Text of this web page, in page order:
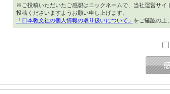
※ご投稿いただいたご感想はニックネームで、当社運営サ
投稿くださいますようお願い申し上げます。
「日本教文社の個人情報の取り扱いについて」 をご確認の上